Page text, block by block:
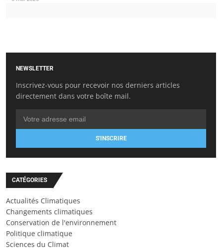
NEWSLETTER
Inscrivez-vous pour recevoir nos derniers articles
directement dans votre boîte mail.
S'INSCRIRE
CATÉGORIES
Actualités Climatiques
Changements climatiques
Conservation de l'environnement
Politique climatique
Sciences du Climat